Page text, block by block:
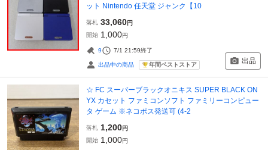
ット Nintendo 任天堂 ジャンク【10
落札 33,060円
開始 1,000円
9 7/1 21:59終了
出品中の商品 年間ベストストア 出品
☆ FC スーパーブラックオニキス SUPER BLACK ON
YX カセット ファミコンソフト ファミリーコンピュー
タ ゲーム ※ネコポス発送可 (4-2
落札 1,200円
開始 1,000円